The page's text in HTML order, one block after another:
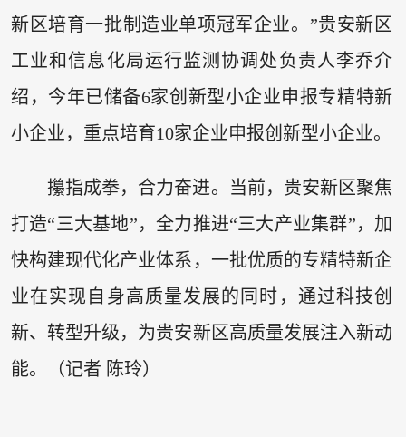
新区培育一批制造业单项冠军企业。”贵安新区
工业和信息化局运行监测协调处负责人李乔介
绍，今年已储备6家创新型小企业申报专精特新
小企业，重点培育10家企业申报创新型小企业。
攥指成拳，合力奋进。当前，贵安新区聚焦
打造“三大基地”，全力推进“三大产业集群”，加
快构建现代化产业体系，一批优质的专精特新企
业在实现自身高质量发展的同时，通过科技创
新、转型升级，为贵安新区高质量发展注入新动
能。（记者 陈玲）